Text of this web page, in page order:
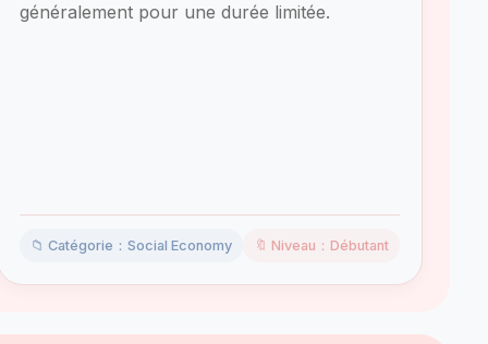
généralement pour une durée limitée.
📁 Catégorie：Social Economy 🔖 Niveau：Débutant